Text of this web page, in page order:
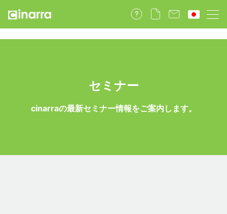
セミナー
cinarraの最新セミナー情報をご案内します。